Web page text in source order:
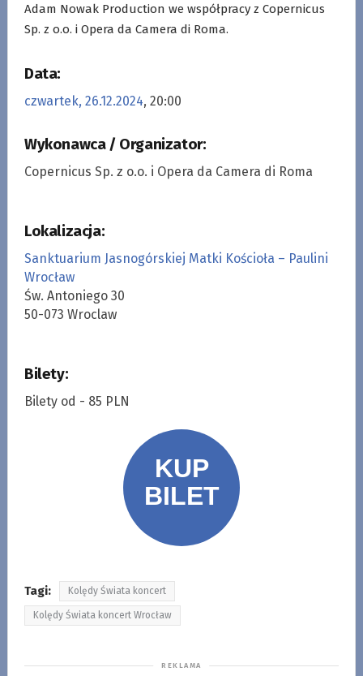
Adam Nowak Production we współpracy z Copernicus
Sp. z o.o. i Opera da Camera di Roma.
Data:
czwartek, 26.12.2024, 20:00
Wykonawca / Organizator:
Copernicus Sp. z o.o. i Opera da Camera di Roma
Lokalizacja:
Sanktuarium Jasnogórskiej Matki Kościoła – Paulini
Wrocław
Św. Antoniego 30
50-073 Wroclaw
Bilety:
Bilety od - 85 PLN
Tagi: Kolędy Świata koncert
Kolędy Świata koncert Wrocław